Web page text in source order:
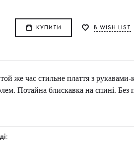
КУПИТИ В WISH LIST
той же час стильне плаття з рукавами-
Потайна блискавка на спині. Без